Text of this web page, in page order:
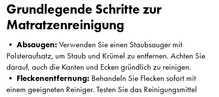
Grundlegende Schritte zur
Matratzenreinigung
•Absaugen: Verwenden Sie einen Staubsauger mit
Polsteraufsatz, um Staub und Krümel zu entfernen. Achten Sie
darauf, auch die Kanten und Ecken gründlich zu reinigen.
• Fleckenentfernung: Behandeln Sie Flecken sofort mit
einem geeigneten Reiniger. Testen Sie das Reinigungsmittel